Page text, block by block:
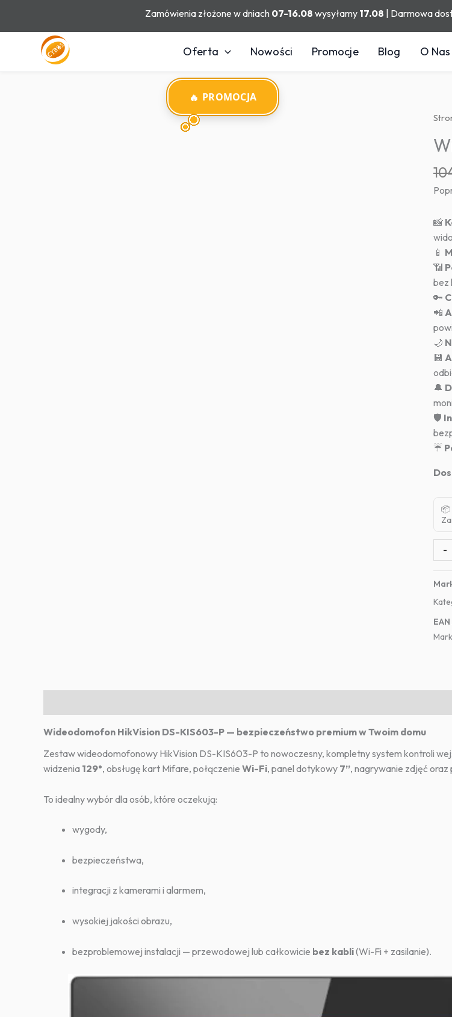
Zamówienia złożone w dniach 07-16.08 wysyłamy 17.08 | Darmowa
Oferta Nowości Promocje Blog O Nas
PROMOCJA
📸
📱
📶
bez
🔑
📲
🌙
💾
🔔
🛡
☔
📦
-
DS-
P
Wideodomofon HikVision DS-KIS603-P — bezpieczeństwo premium w Twoim domu
Zestaw wideodomofonowy HikVision DS-KIS603-P to nowoczesny, kompletny system kontroli
widzenia 129°, obsługę kart Mifare, połączenie Wi-Fi, panel dotykowy 7”, nagrywanie zdjęć oraz
To idealny wybór dla osób, które oczekują:
wygody,
bezpieczeństwa,
integracji z kamerami i alarmem,
wysokiej jakości obrazu,
bezproblemowej instalacji — przewodowej lub całkowicie bez kabli(Wi-Fi + zasilanie).